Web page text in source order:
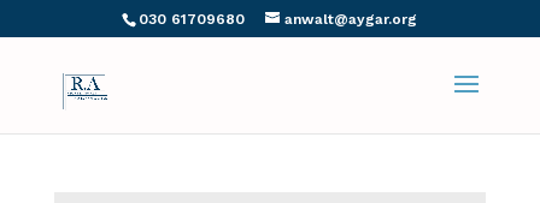
030 61709680 anwalt@aygar.org